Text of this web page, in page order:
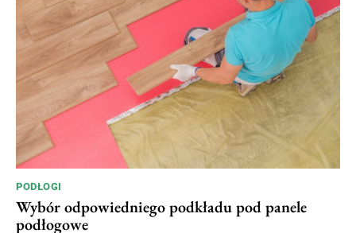
PODŁOGI
Wybór odpowiedniego podkładu pod panele
podłogowe